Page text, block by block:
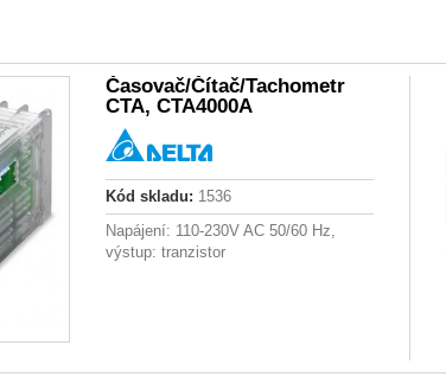
Časovač/Čítač/Tachometr
CTA, CTA4000A
Kód skladu: 1536
Napájení: 110-230V AC 50/60 Hz,
výstup: tranzistor